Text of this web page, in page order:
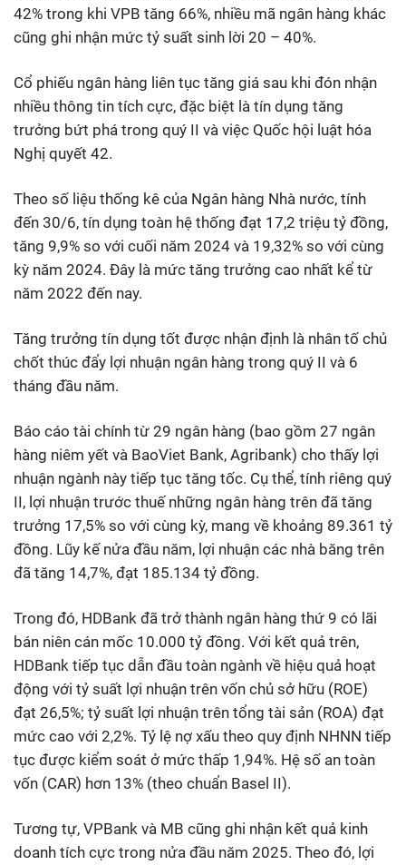
42% trong khi VPB tăng 66%, nhiều mã ngân hàng khác
cũng ghi nhận mức tỷ suất sinh lời 20 – 40%.
Cổ phiếu ngân hàng liên tục tăng giá sau khi đón nhận
nhiều thông tin tích cực, đặc biệt là tín dụng tăng
trưởng bứt phá trong quý II và việc Quốc hội luật hóa
Nghị quyết 42.
Theo số liệu thống kê của Ngân hàng Nhà nước, tính
đến 30/6, tín dụng toàn hệ thống đạt 17,2 triệu tỷ đồng,
tăng 9,9% so với cuối năm 2024 và 19,32% so với cùng
kỳ năm 2024. Đây là mức tăng trưởng cao nhất kể từ
năm 2022 đến nay.
Tăng trưởng tín dụng tốt được nhận định là nhân tố chủ
chốt thúc đẩy lợi nhuận ngân hàng trong quý II và 6
tháng đầu năm.
Báo cáo tài chính từ 29 ngân hàng (bao gồm 27 ngân
hàng niêm yết và BaoViet Bank, Agribank) cho thấy lợi
nhuận ngành này tiếp tục tăng tốc. Cụ thể, tính riêng quý
II, lợi nhuận trước thuế những ngân hàng trên đã tăng
trưởng 17,5% so với cùng kỳ, mang về khoảng 89.361 tỷ
đồng. Lũy kế nửa đầu năm, lợi nhuận các nhà băng trên
đã tăng 14,7%, đạt 185.134 tỷ đồng.
Trong đó, HDBank đã trở thành ngân hàng thứ 9 có lãi
bán niên cán mốc 10.000 tỷ đồng. Với kết quả trên,
HDBank tiếp tục dẫn đầu toàn ngành về hiệu quả hoạt
động với tỷ suất lợi nhuận trên vốn chủ sở hữu (ROE)
đạt 26,5%; tỷ suất lợi nhuận trên tổng tài sản (ROA) đạt
mức cao với 2,2%. Tỷ lệ nợ xấu theo quy định NHNN tiếp
tục được kiểm soát ở mức thấp 1,94%. Hệ số an toàn
vốn (CAR) hơn 13% (theo chuẩn Basel II).
Tương tự, VPBank và MB cũng ghi nhận kết quả kinh
doanh tích cực trong nửa đầu năm 2025. Theo đó, lợi